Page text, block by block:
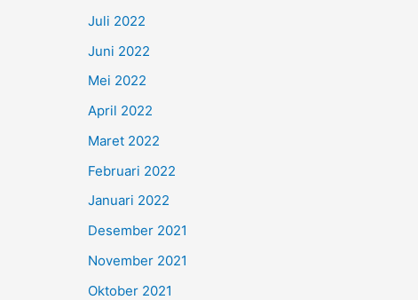
Juli 2022
Juni 2022
Mei 2022
April 2022
Maret 2022
Februari 2022
Januari 2022
Desember 2021
November 2021
Oktober 2021